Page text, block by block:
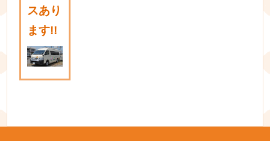
スあり
ます!!